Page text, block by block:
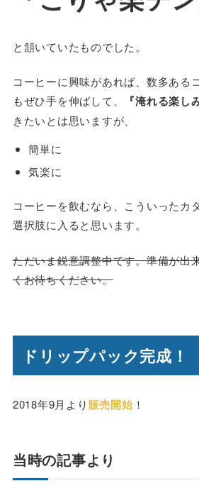
と頷いていたものでした。
コーヒーに興味があれば、数多ある
もぜひ手を伸ばして、
『淹れる楽し
きたいとは思いますが、
簡単に
気楽に
コーヒーを飲むなら、こういったカ
選択肢に入ると思います。
ただいま鋭意調整中です。準備が出
くお待ちください。
ドリップパック完成！
2018年9月より 販売開始 ！
当時の記事より